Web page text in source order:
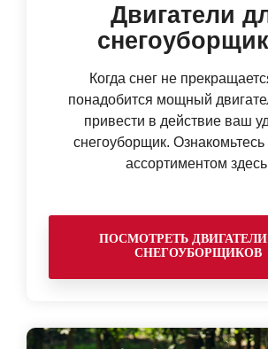
Двигатели
Когда снег не
понадобится мощный
привести в действие ваш
снегоуборщик.
ассортиментом
ПОСМОТРЕТЬ
СНЕГОУБОРЩИКОВ